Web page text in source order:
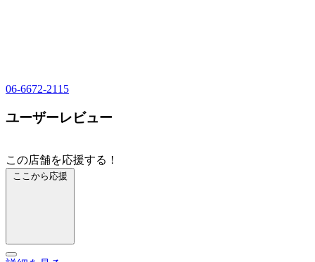
06-6672-2115
ユーザーレビュー
この店舗を応援する！
ここから応援